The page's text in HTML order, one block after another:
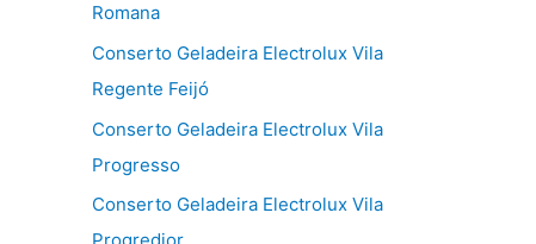
Romana
Conserto Geladeira Electrolux Vila
Regente Feijó
Conserto Geladeira Electrolux Vila
Progresso
Conserto Geladeira Electrolux Vila